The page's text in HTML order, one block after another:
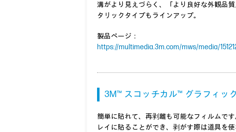
溝がより見えづらく、「より良好な外観品
タリックタイプもラインアップ。
製品ページ：
https://multimedia.3m.com/mws/media/
3M™ スコッチカル™ グラフィッ
簡単に貼れて、再剥離も可能なフィルムで
レイに貼ることができ、剥がす際は道具を